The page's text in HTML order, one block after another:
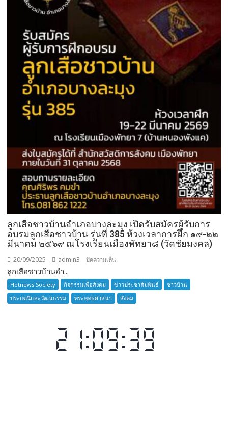
ลูกเสือชาวบ้านอำเภอบางละมุง เปิดรับสมัครผู้รับการ
อบรมลูกเสือชาวบ้าน รุ่นที่ 385 ห้วงเวลาการฝึก ๑๙-๒๒
มีนาคม ๒๕๖๙ ณโรงเรียนเมืองพัทยา๘ (วัดชัยมงคล)
20/09/2025 admin3 ปิดความเห็น
เสือ
ชาว
บ้าน
เปิด
รับ
ลูกเสือชาวบ้านอำ...
Hotnews Society กิจกรรมเพื่อสังคม ข่าวประชาสัมพันธ์
ชาวบ้าน
ประเพณีและวัฒนธรรม
พระพุทธศาสนา สังคม